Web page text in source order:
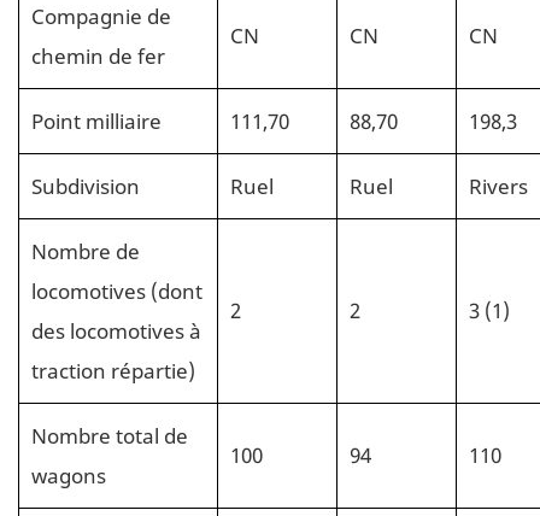
Compagnie de
chemin de fer
CN CN CN
Point milliaire 111,70 88,70 198,3
Subdivision Ruel Ruel Rivers
Nombre de
locomotives (dont
des locomotives à
traction répartie)
2 2 3 (1)
Nombre total de
wagons
100 94 110